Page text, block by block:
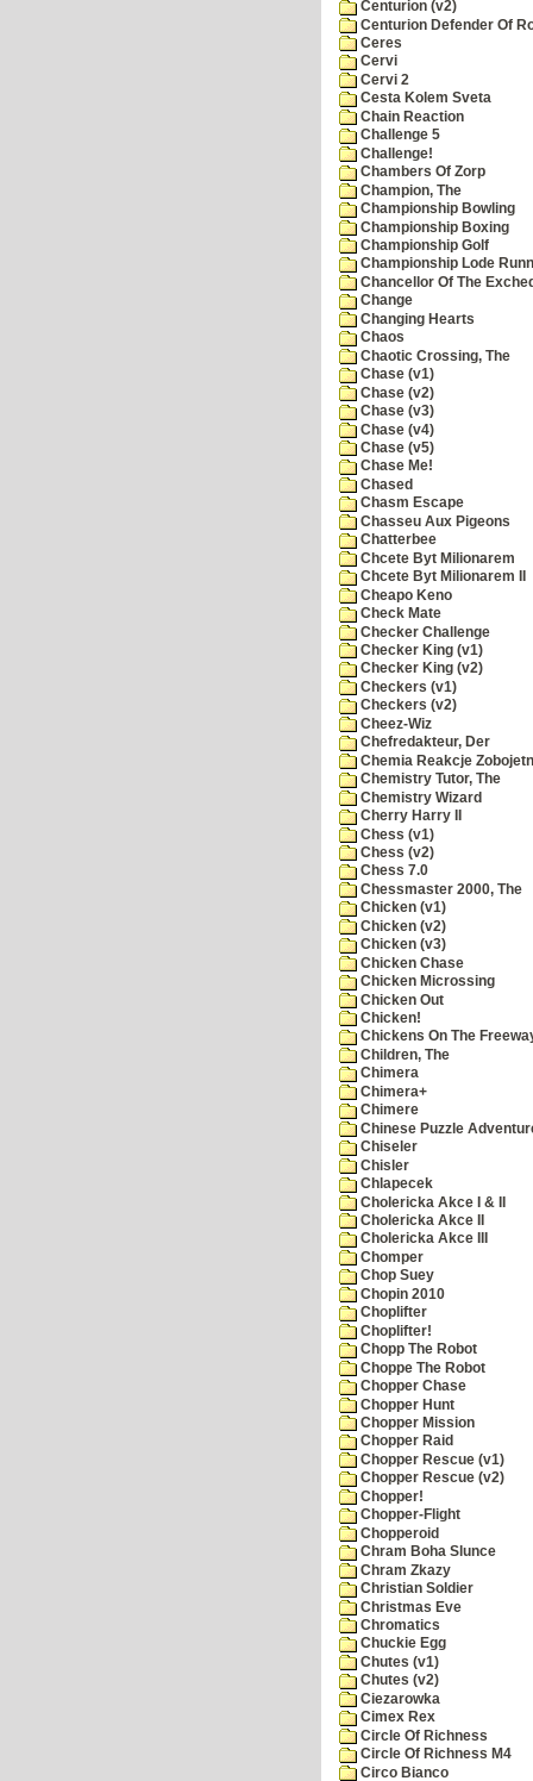
Centurion (v2)
Centurion Defender Of
Ceres
Cervi
Cervi 2
Cesta Kolem Sveta
Chain Reaction
Challenge 5
Challenge!
Chambers Of Zorp
Champion, The
Championship Bowling
Championship Boxing
Championship Golf
Championship Lode
Chancellor Of The
Change
Changing Hearts
Chaos
Chaotic Crossing, The
Chase (v1)
Chase (v2)
Chase (v3)
Chase (v4)
Chase (v5)
Chase Me!
Chased
Chasm Escape
Chasseu Aux Pigeons
Chatterbee
Chcete Byt Milionarem
Chcete Byt Milionarem II
Cheapo Keno
Check Mate
Checker Challenge
Checker King (v1)
Checker King (v2)
Checkers (v1)
Checkers (v2)
Cheez-Wiz
Chefredakteur, Der
Chemia Reakcje
Chemistry Tutor, The
Chemistry Wizard
Cherry Harry II
Chess (v1)
Chess (v2)
Chess 7.0
Chessmaster 2000, The
Chicken (v1)
Chicken (v2)
Chicken (v3)
Chicken Chase
Chicken Microssing
Chicken Out
Chicken!
Chickens On The
Children, The
Chimera
Chimera+
Chimere
Chinese Puzzle
Chiseler
Chisler
Chlapecek
Cholericka Akce I & II
Cholericka Akce II
Cholericka Akce III
Chomper
Chop Suey
Chopin 2010
Choplifter
Choplifter!
Chopp The Robot
Choppe The Robot
Chopper Chase
Chopper Hunt
Chopper Mission
Chopper Raid
Chopper Rescue (v1)
Chopper Rescue (v2)
Chopper!
Chopper-Flight
Chopperoid
Chram Boha Slunce
Chram Zkazy
Christian Soldier
Christmas Eve
Chromatics
Chuckie Egg
Chutes (v1)
Chutes (v2)
Ciezarowka
Cimex Rex
Circle Of Richness
Circle Of Richness M4
Circo Bianco